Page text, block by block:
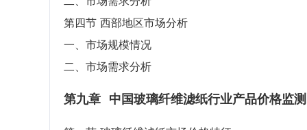
第四节 西部地区市场分析
一、市场规模情况
二、市场需求分析
第九章 中国玻璃纤维滤纸行业产品价格监测